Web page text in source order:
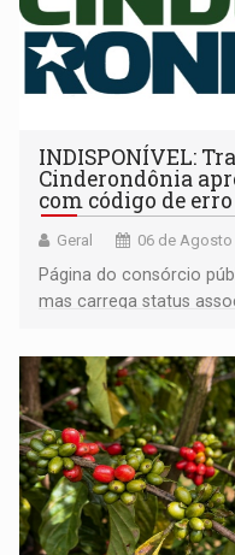
INDISPONÍVEL:
Cinderondônia
com código de erro
Geral 06 de Agosto
Página do consórcio
mas carrega status